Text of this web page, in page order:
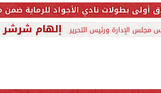
الأجواد للرماية ضمن مهرجان مطروح
مجلس الإدارة ورئيس التحرير إلهام شرشر